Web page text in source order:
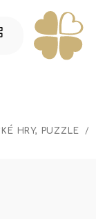
HRY, PUZZLE /